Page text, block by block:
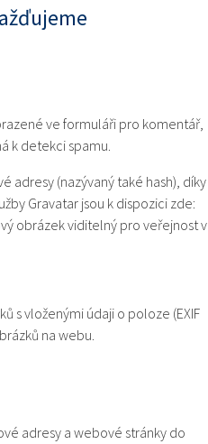
ve formuláři pro komentář,
k detekci spamu.
adresy (nazývaný také hash), díky
Gravatar jsou k dispozici zde:
obrázek viditelný pro veřejnost v
s vloženými údaji o poloze (EXIF
na webu.
adresy a webové stránky do